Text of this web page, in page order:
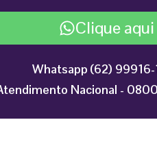
Clique aqui
Whatsapp (62) 99916-
Nacional -